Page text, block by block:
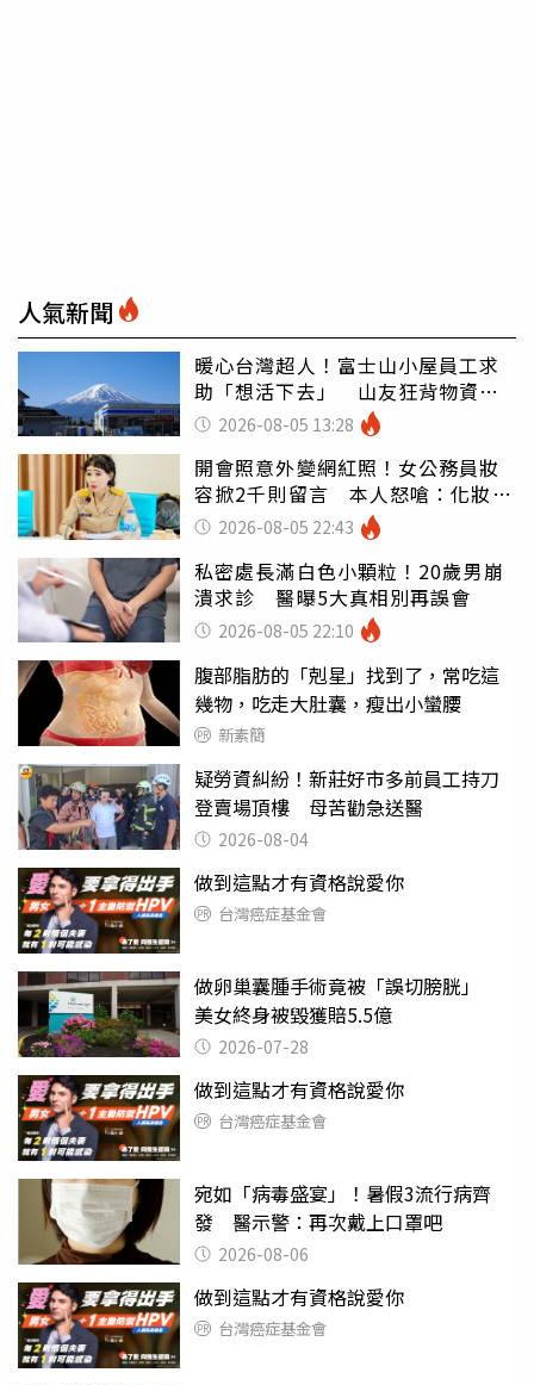
人氣新聞
暖心台灣超人！富士山小屋員工求
助「想活下去」 山友狂背物資上
山：台灣真的是寶島
2026-08-05 13:28
開會照意外變網紅照！女公務員妝
容掀2千則留言 本人怒嗆：化妝有
錯嗎2026-08-05 22:43
私密處長滿白色小顆粒！20歲男崩
潰求診 醫曝5大真相別再誤會
2026-08-05 22:10
腹部脂肪的「剋星」找到了，常吃這
幾物，吃走大肚囊，瘦出小蠻腰
新素簡
疑勞資糾紛！新莊好市多前員工持刀
登賣場頂樓 母苦勸急送醫
2026-08-04
做到這點才有資格說愛你
台灣癌症基金會
做卵巢囊腫手術竟被「誤切膀胱」
美女終身被毀獲賠5.5億
2026-07-28
做到這點才有資格說愛你
台灣癌症基金會
宛如「病毒盛宴」！暑假3流行病齊
發 醫示警：再次戴上口罩吧
2026-08-06
做到這點才有資格說愛你
台灣癌症基金會